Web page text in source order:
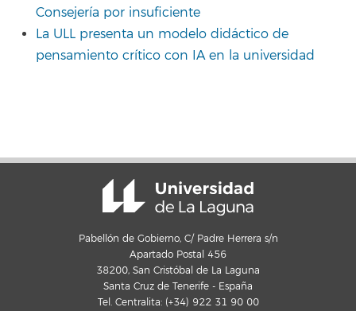
Consejería por insuficiente
La ULL presenta un modelo didáctico de
pensamiento crítico con IA en la universidad
Pabellón de Gobierno, C/ Padre Herrera s/n
Apartado Postal 456
38200, San Cristóbal de La Laguna
Santa Cruz de Tenerife - España
Tel. Centralita: (+34) 922 31 90 00